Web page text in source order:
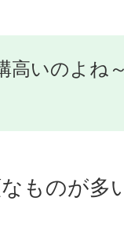
高いのよね
ものが多